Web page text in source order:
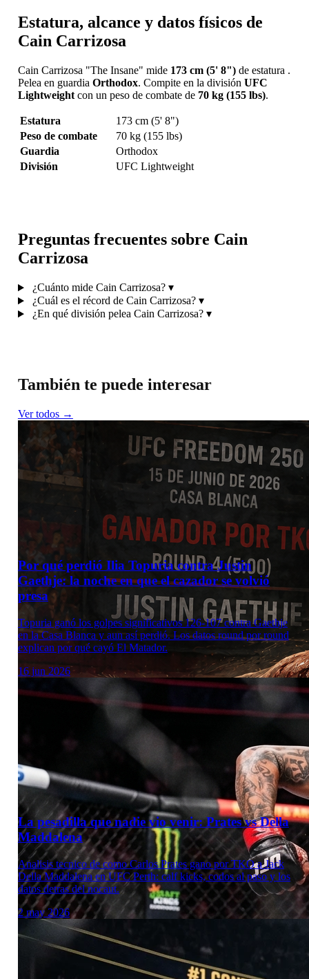
Estatura, alcance y datos físicos de
Cain Carrizosa
Cain Carrizosa "The Insane" mide 173 cm (5' 8")de estatura .
Pelea en guardia Orthodox. Compite en la división UFC
Lightweightcon un peso de combate de 70 kg (155 lbs).
Estatura
173 cm (5' 8")
Peso de combate
70 kg (155 lbs)
Guardia
Orthodox
División
UFC Lightweight
Preguntas frecuentes sobre Cain
Carrizosa
¿Cuánto mide Cain Carrizosa? ▾
¿Cuál es el récord de Cain Carrizosa? ▾
¿En qué división pelea Cain Carrizosa? ▾
También te puede interesar
Ver todos →
Por qué perdió Ilia Topuria contra Justin
Gaethje: la noche en que el cazador se volvió
presa
Topuria ganó los golpes significativos 126-107 contra Gaethje
en la Casa Blanca y aun así perdió. Los datos round por round
explican por qué cayó El Matador.
16 jun 2026
La pesadilla que nadie vio venir: Prates vs Della
Maddalena
Analisis tecnico de como Carlos Prates gano por TKO a Jack
Della Maddalena en UFC Perth: calf kicks, codos al paso y los
datos detras del nocaut.
2 may 2026